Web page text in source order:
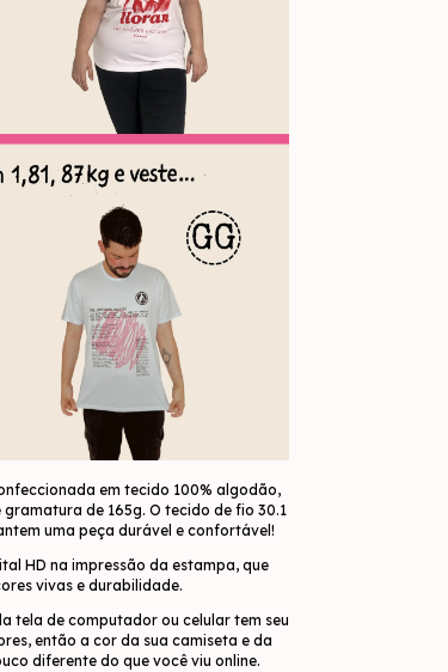
em tecido 100% algodão,
de 165g. O tecido de fio 30.1
uma peça durável e confortável!
HD na impressão da estampa, que
vivas e durabilidade.
tela de computador ou celular tem seu
então a cor da sua camiseta e da
diferente do que você viu online.